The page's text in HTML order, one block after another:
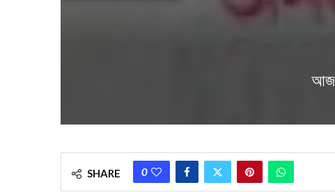
SHARE 0